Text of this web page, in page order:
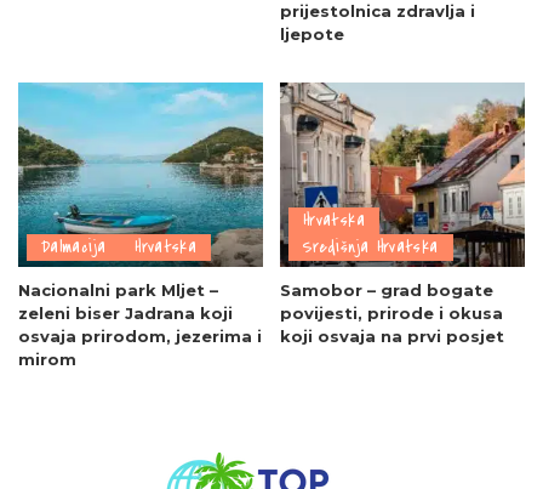
prijestolnica zdravlja i
ljepote
Dalmacija Hrvatska
Nacionalni park Mljet –
zeleni biser Jadrana koji
osvaja prirodom, jezerima i
mirom
Hrvatska
Središnja Hrvatska
Samobor – grad bogate
povijesti, prirode i okusa
koji osvaja na prvi posjet